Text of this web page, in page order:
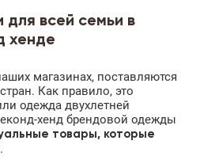
для всей семьи в
хенде
магазинах, поставляются
Как правило, это
одежда двухлетней
хенд брендовой одежды
товары, которые
.